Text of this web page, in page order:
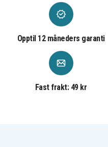
Opptil 12 måneders garanti
Fast frakt: 49 kr